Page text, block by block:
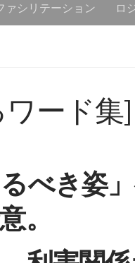
ァシリテーション ロ
ード集]
べき姿
。